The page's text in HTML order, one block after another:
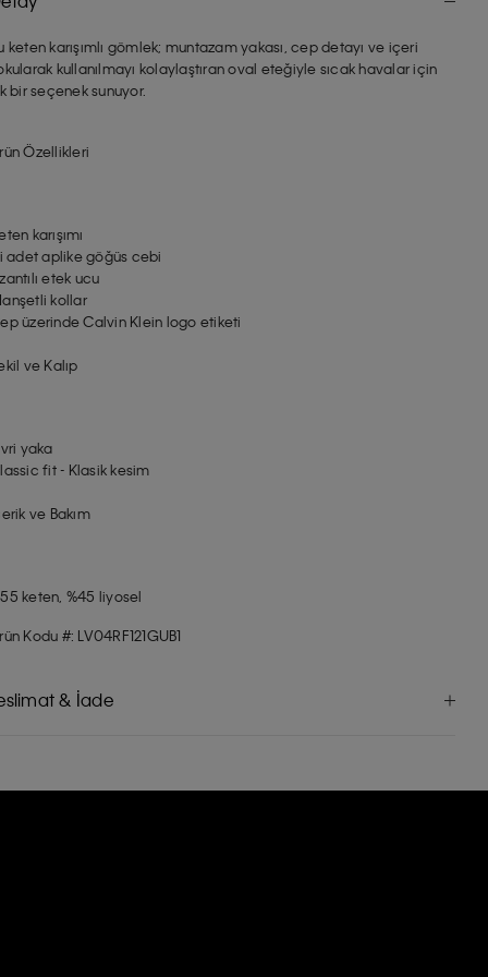
keten karışımlı gömlek; muntazam yakası, cep detayı ve içeri
kullanılmayı kolaylaştıran oval eteğiyle sıcak havalar için
bir seçenek sunuyor.
Özellikleri
karışımı
adet aplike göğüs cebi
etek ucu
kollar
üzerinde Calvin Klein logo etiketi
ve Kalıp
yaka
fit - Klasik kesim
ve Bakım
keten, %45 liyosel
Kodu #: LV04RF121GUB1
& İade